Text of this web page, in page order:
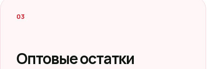
03
Оптовые остатки